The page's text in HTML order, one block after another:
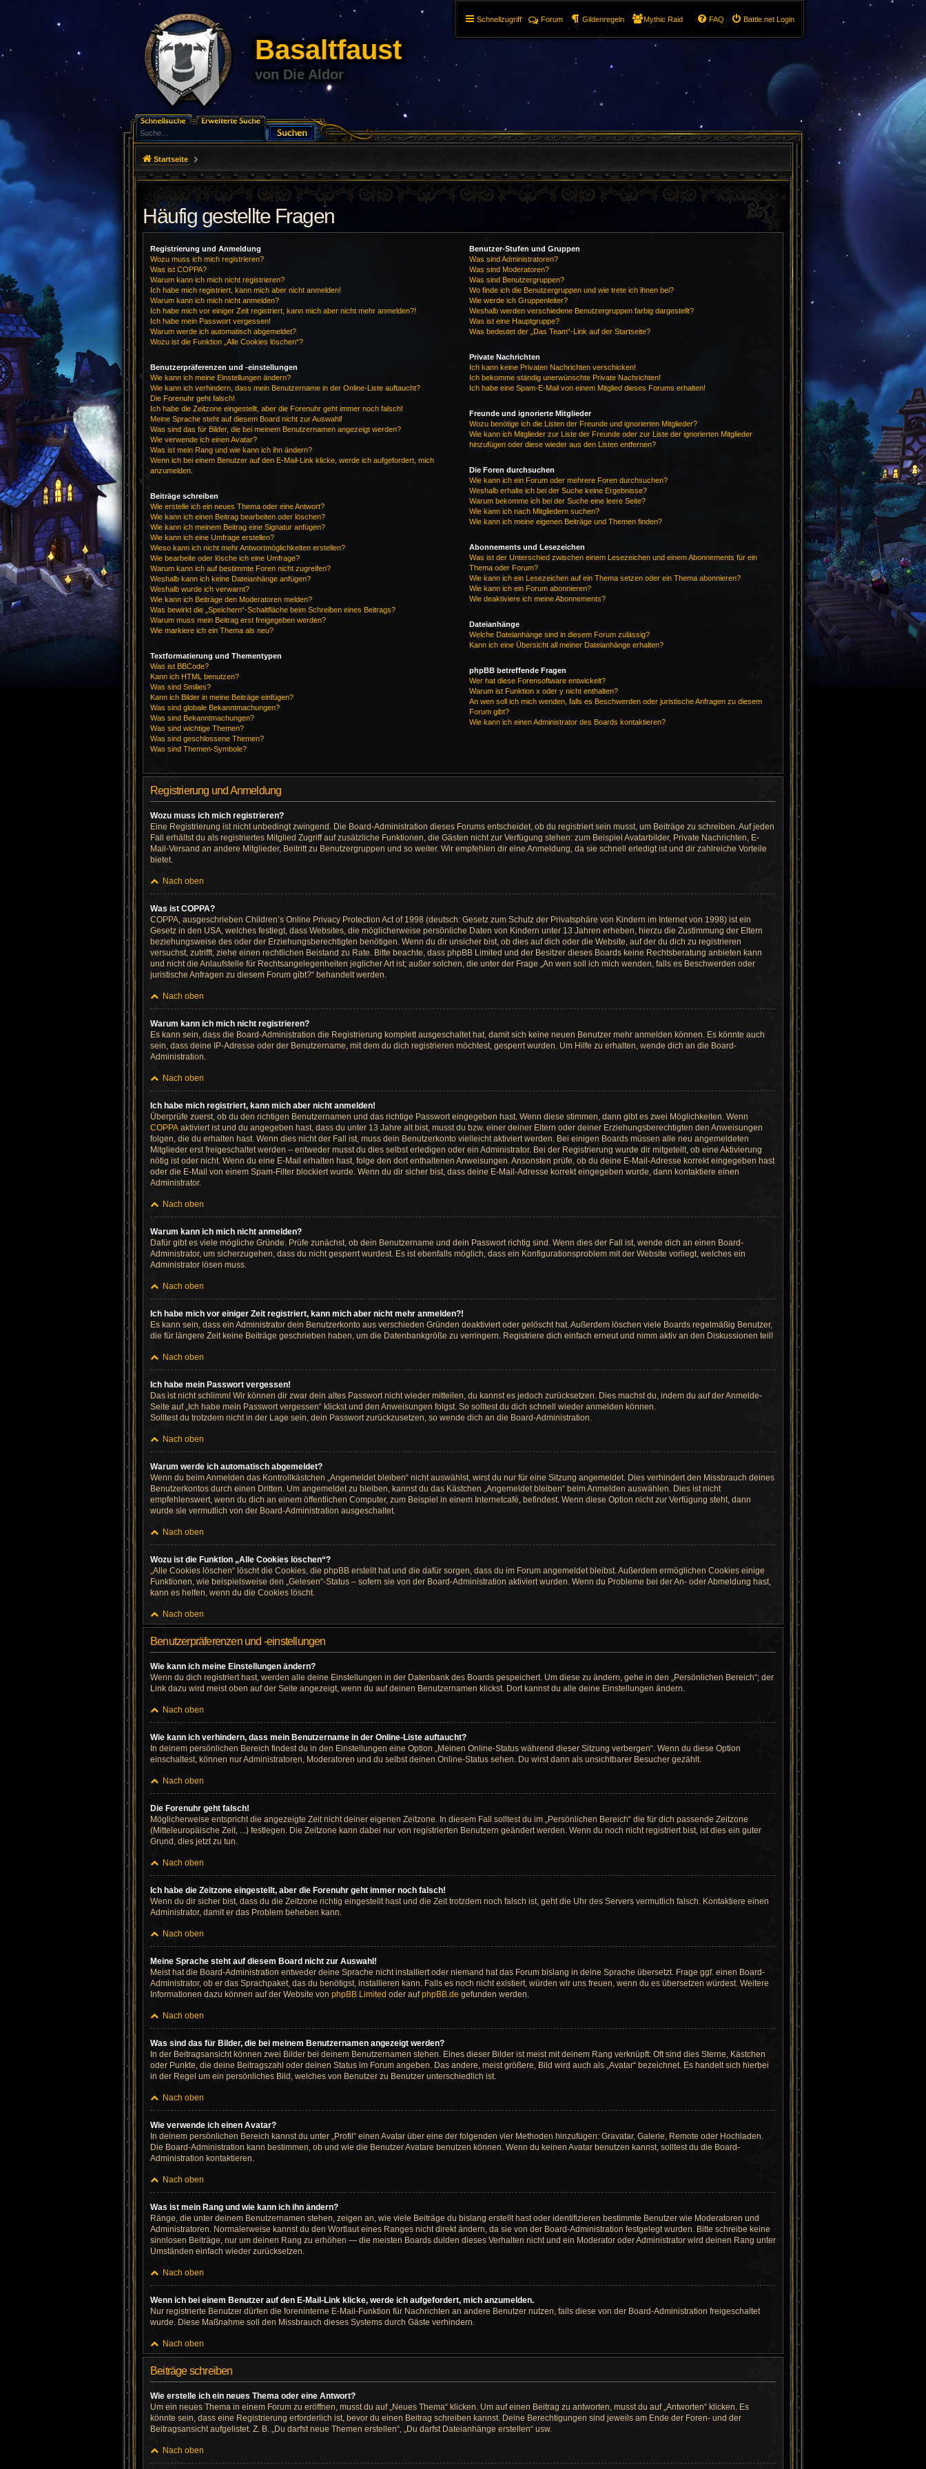
Basaltfaust
von Die Aldor
Schnellzugriff Battle.net Login
FAQ
Forum Gildenregeln Mythic Raid
Startseite
Häufig gestellte Fragen
Registrierung und Anmeldung
Wozu muss ich mich registrieren?
Was ist COPPA?
Warum kann ich mich nicht registrieren?
Ich habe mich registriert, kann mich aber nicht anmelden!
Warum kann ich mich nicht anmelden?
Ich habe mich vor einiger Zeit registriert, kann mich aber nicht mehr anmelden?!
Ich habe mein Passwort vergessen!
Warum werde ich automatisch abgemeldet?
Wozu ist die Funktion „Alle Cookies löschen“?
Benutzerpräferenzen und -einstellungen
Wie kann ich meine Einstellungen ändern?
Wie kann ich verhindern, dass mein Benutzername in der Online-Liste auftaucht?
Die Forenuhr geht falsch!
Ich habe die Zeitzone eingestellt, aber die Forenuhr geht immer noch falsch!
Meine Sprache steht auf diesem Board nicht zur Auswahl!
Was sind das für Bilder, die bei meinem Benutzernamen angezeigt werden?
Wie verwende ich einen Avatar?
Was ist mein Rang und wie kann ich ihn ändern?
Wenn ich bei einem Benutzer auf den E-Mail-Link klicke, werde ich aufgefordert, mich
anzumelden.
Beiträge schreiben
Wie erstelle ich ein neues Thema oder eine Antwort?
Wie kann ich einen Beitrag bearbeiten oder löschen?
Wie kann ich meinem Beitrag eine Signatur anfügen?
Wie kann ich eine Umfrage erstellen?
Wieso kann ich nicht mehr Antwortmöglichkeiten erstellen?
Wie bearbeite oder lösche ich eine Umfrage?
Warum kann ich auf bestimmte Foren nicht zugreifen?
Weshalb kann ich keine Dateianhänge anfügen?
Weshalb wurde ich verwarnt?
Wie kann ich Beiträge den Moderatoren melden?
Was bewirkt die „Speichern“-Schaltfläche beim Schreiben eines Beitrags?
Warum muss mein Beitrag erst freigegeben werden?
Wie markiere ich ein Thema als neu?
Textformatierung und Thementypen
Was ist BBCode?
Kann ich HTML benutzen?
Was sind Smilies?
Kann ich Bilder in meine Beiträge einfügen?
Was sind globale Bekanntmachungen?
Was sind Bekanntmachungen?
Was sind wichtige Themen?
Was sind geschlossene Themen?
Was sind Themen-Symbole?
Benutzer-Stufen und Gruppen
Was sind Administratoren?
Was sind Moderatoren?
Was sind Benutzergruppen?
Wo finde ich die Benutzergruppen und wie trete ich ihnen bei?
Wie werde ich Gruppenleiter?
Weshalb werden verschiedene Benutzergruppen farbig dargestellt?
Was ist eine Hauptgruppe?
Was bedeutet der „Das Team“-Link auf der Startseite?
Private Nachrichten
Ich kann keine Privaten Nachrichten verschicken!
Ich bekomme ständig unerwünschte Private Nachrichten!
Ich habe eine Spam-E-Mail von einem Mitglied dieses Forums erhalten!
Freunde und ignorierte Mitglieder
Wozu benötige ich die Listen der Freunde und ignorierten Mitglieder?
Wie kann ich Mitglieder zur Liste der Freunde oder zur Liste der ignorierten Mitglieder
hinzufügen oder diese wieder aus den Listen entfernen?
Die Foren durchsuchen
Wie kann ich ein Forum oder mehrere Foren durchsuchen?
Weshalb erhalte ich bei der Suche keine Ergebnisse?
Warum bekomme ich bei der Suche eine leere Seite?
Wie kann ich nach Mitgliedern suchen?
Wie kann ich meine eigenen Beiträge und Themen finden?
Abonnements und Lesezeichen
Was ist der Unterschied zwischen einem Lesezeichen und einem Abonnements für ein
Thema oder Forum?
Wie kann ich ein Lesezeichen auf ein Thema setzen oder ein Thema abonnieren?
Wie kann ich ein Forum abonnieren?
Wie deaktiviere ich meine Abonnements?
Dateianhänge
Welche Dateianhänge sind in diesem Forum zulässig?
Kann ich eine Übersicht all meiner Dateianhänge erhalten?
phpBB betreffende Fragen
Wer hat diese Forensoftware entwickelt?
Warum ist Funktion x oder y nicht enthalten?
An wen soll ich mich wenden, falls es Beschwerden oder juristische Anfragen zu diesem
Forum gibt?
Wie kann ich einen Administrator des Boards kontaktieren?
Registrierung und Anmeldung
Wozu muss ich mich registrieren?
Eine Registrierung ist nicht unbedingt zwingend. Die Board-Administration dieses Forums entscheidet, ob du registriert sein musst, um Beiträge zu schreiben. Auf jeden
Fall erhältst du als registriertes Mitglied Zugriff auf zusätzliche Funktionen, die Gästen nicht zur Verfügung stehen: zum Beispiel Avatarbilder, Private Nachrichten, E-
Mail-Versand an andere Mitglieder, Beitritt zu Benutzergruppen und so weiter. Wir empfehlen dir eine Anmeldung, da sie schnell erledigt ist und dir zahlreiche Vorteile
bietet.
Nach oben
Was ist COPPA?
COPPA, ausgeschrieben Children’s Online Privacy Protection Act of 1998 (deutsch: Gesetz zum Schutz der Privatsphäre von Kindern im Internet von 1998) ist ein
Gesetz in den USA, welches festlegt, dass Websites, die möglicherweise persönliche Daten von Kindern unter 13 Jahren erheben, hierzu die Zustimmung der Eltern
beziehungsweise des oder der Erziehungsberechtigten benötigen. Wenn du dir unsicher bist, ob dies auf dich oder die Website, auf der du dich zu registrieren
versuchst, zutrifft, ziehe einen rechtlichen Beistand zu Rate. Bitte beachte, dass phpBB Limited und der Besitzer dieses Boards keine Rechtsberatung anbieten kann
und nicht die Anlaufstelle für Rechtsangelegenheiten jeglicher Art ist; außer solchen, die unter der Frage „An wen soll ich mich wenden, falls es Beschwerden oder
juristische Anfragen zu diesem Forum gibt?“ behandelt werden.
Nach oben
Warum kann ich mich nicht registrieren?
Es kann sein, dass die Board-Administration die Registrierung komplett ausgeschaltet hat, damit sich keine neuen Benutzer mehr anmelden können. Es könnte auch
sein, dass deine IP-Adresse oder der Benutzername, mit dem du dich registrieren möchtest, gesperrt wurden. Um Hilfe zu erhalten, wende dich an die Board-
Administration.
Nach oben
Ich habe mich registriert, kann mich aber nicht anmelden!
Überprüfe zuerst, ob du den richtigen Benutzernamen und das richtige Passwort eingegeben hast. Wenn diese stimmen, dann gibt es zwei Möglichkeiten. Wenn
COPPA aktiviert ist und du angegeben hast, dass du unter 13 Jahre alt bist, musst du bzw. einer deiner Eltern oder deiner Erziehungsberechtigten den Anweisungen
folgen, die du erhalten hast. Wenn dies nicht der Fall ist, muss dein Benutzerkonto vielleicht aktiviert werden. Bei einigen Boards müssen alle neu angemeldeten
Mitglieder erst freigeschaltet werden – entweder musst du dies selbst erledigen oder ein Administrator. Bei der Registrierung wurde dir mitgeteilt, ob eine Aktivierung
nötig ist oder nicht. Wenn du eine E-Mail erhalten hast, folge den dort enthaltenen Anweisungen. Ansonsten prüfe, ob du deine E-Mail-Adresse korrekt eingegeben hast
oder die E-Mail von einem Spam-Filter blockiert wurde. Wenn du dir sicher bist, dass deine E-Mail-Adresse korrekt eingegeben wurde, dann kontaktiere einen
Administrator.
Nach oben
Warum kann ich mich nicht anmelden?
Dafür gibt es viele mögliche Gründe. Prüfe zunächst, ob dein Benutzername und dein Passwort richtig sind. Wenn dies der Fall ist, wende dich an einen Board-
Administrator, um sicherzugehen, dass du nicht gesperrt wurdest. Es ist ebenfalls möglich, dass ein Konfigurationsproblem mit der Website vorliegt, welches ein
Administrator lösen muss.
Nach oben
Ich habe mich vor einiger Zeit registriert, kann mich aber nicht mehr anmelden?!
Es kann sein, dass ein Administrator dein Benutzerkonto aus verschieden Gründen deaktiviert oder gelöscht hat. Außerdem löschen viele Boards regelmäßig Benutzer,
die für längere Zeit keine Beiträge geschrieben haben, um die Datenbankgröße zu verringern. Registriere dich einfach erneut und nimm aktiv an den Diskussionen teil!
Nach oben
Ich habe mein Passwort vergessen!
Das ist nicht schlimm! Wir können dir zwar dein altes Passwort nicht wieder mitteilen, du kannst es jedoch zurücksetzen. Dies machst du, indem du auf der Anmelde-
Seite auf „Ich habe mein Passwort vergessen“ klickst und den Anweisungen folgst. So solltest du dich schnell wieder anmelden können.
Solltest du trotzdem nicht in der Lage sein, dein Passwort zurückzusetzen, so wende dich an die Board-Administration.
Nach oben
Warum werde ich automatisch abgemeldet?
Wenn du beim Anmelden das Kontrollkästchen „Angemeldet bleiben“ nicht auswählst, wirst du nur für eine Sitzung angemeldet. Dies verhindert den Missbrauch deines
Benutzerkontos durch einen Dritten. Um angemeldet zu bleiben, kannst du das Kästchen „Angemeldet bleiben“ beim Anmelden auswählen. Dies ist nicht
empfehlenswert, wenn du dich an einem öffentlichen Computer, zum Beispiel in einem Internetcafé, befindest. Wenn diese Option nicht zur Verfügung steht, dann
wurde sie vermutlich von der Board-Administration ausgeschaltet.
Nach oben
Wozu ist die Funktion „Alle Cookies löschen“?
„Alle Cookies löschen“ löscht die Cookies, die phpBB erstellt hat und die dafür sorgen, dass du im Forum angemeldet bleibst. Außerdem ermöglichen Cookies einige
Funktionen, wie beispielsweise den „Gelesen“-Status – sofern sie von der Board-Administration aktiviert wurden. Wenn du Probleme bei der An- oder Abmeldung hast,
kann es helfen, wenn du die Cookies löscht.
Nach oben
Benutzerpräferenzen und -einstellungen
Wie kann ich meine Einstellungen ändern?
Wenn du dich registriert hast, werden alle deine Einstellungen in der Datenbank des Boards gespeichert. Um diese zu ändern, gehe in den „Persönlichen Bereich“; der
Link dazu wird meist oben auf der Seite angezeigt, wenn du auf deinen Benutzernamen klickst. Dort kannst du alle deine Einstellungen ändern.
Nach oben
Wie kann ich verhindern, dass mein Benutzername in der Online-Liste auftaucht?
In deinem persönlichen Bereich findest du in den Einstellungen eine Option „Meinen Online-Status während dieser Sitzung verbergen“. Wenn du diese Option
einschaltest, können nur Administratoren, Moderatoren und du selbst deinen Online-Status sehen. Du wirst dann als unsichtbarer Besucher gezählt.
Nach oben
Die Forenuhr geht falsch!
Möglicherweise entspricht die angezeigte Zeit nicht deiner eigenen Zeitzone. In diesem Fall solltest du im „Persönlichen Bereich“ die für dich passende Zeitzone
(Mitteleuropäische Zeit, ...) festlegen. Die Zeitzone kann dabei nur von registrierten Benutzern geändert werden. Wenn du noch nicht registriert bist, ist dies ein guter
Grund, dies jetzt zu tun.
Nach oben
Ich habe die Zeitzone eingestellt, aber die Forenuhr geht immer noch falsch!
Wenn du dir sicher bist, dass du die Zeitzone richtig eingestellt hast und die Zeit trotzdem noch falsch ist, geht die Uhr des Servers vermutlich falsch. Kontaktiere einen
Administrator, damit er das Problem beheben kann.
Nach oben
Meine Sprache steht auf diesem Board nicht zur Auswahl!
Meist hat die Board-Administration entweder deine Sprache nicht installiert oder niemand hat das Forum bislang in deine Sprache übersetzt. Frage ggf. einen Board-
Administrator, ob er das Sprachpaket, das du benötigst, installieren kann. Falls es noch nicht existiert, würden wir uns freuen, wenn du es übersetzen würdest. Weitere
Informationen dazu können auf der Website von phpBB Limited oder aufphpBB.de gefunden werden.
Nach oben
Was sind das für Bilder, die bei meinem Benutzernamen angezeigt werden?
In der Beitragsansicht können zwei Bilder bei deinem Benutzernamen stehen. Eines dieser Bilder ist meist mit deinem Rang verknüpft: Oft sind dies Sterne, Kästchen
oder Punkte, die deine Beitragszahl oder deinen Status im Forum angeben. Das andere, meist größere, Bild wird auch als „Avatar“ bezeichnet. Es handelt sich hierbei
in der Regel um ein persönliches Bild, welches von Benutzer zu Benutzer unterschiedlich ist.
Nach oben
Wie verwende ich einen Avatar?
In deinem persönlichen Bereich kannst du unter „Profil“ einen Avatar über eine der folgenden vier Methoden hinzufügen: Gravatar, Galerie, Remote oder Hochladen.
Die Board-Administration kann bestimmen, ob und wie die Benutzer Avatare benutzen können. Wenn du keinen Avatar benutzen kannst, solltest du die Board-
Administration kontaktieren.
Nach oben
Was ist mein Rang und wie kann ich ihn ändern?
Ränge, die unter deinem Benutzernamen stehen, zeigen an, wie viele Beiträge du bislang erstellt hast oder identifizieren bestimmte Benutzer wie Moderatoren und
Administratoren. Normalerweise kannst du den Wortlaut eines Ranges nicht direkt ändern, da sie von der Board-Administration festgelegt wurden. Bitte schreibe keine
sinnlosen Beiträge, nur um deinen Rang zu erhöhen — die meisten Boards dulden dieses Verhalten nicht und ein Moderator oder Administrator wird deinen Rang unter
Umständen einfach wieder zurücksetzen.
Nach oben
Wenn ich bei einem Benutzer auf den E-Mail-Link klicke, werde ich aufgefordert, mich anzumelden.
Nur registrierte Benutzer dürfen die foreninterne E-Mail-Funktion für Nachrichten an andere Benutzer nutzen, falls diese von der Board-Administration freigeschaltet
wurde. Diese Maßnahme soll den Missbrauch dieses Systems durch Gäste verhindern.
Nach oben
Beiträge schreiben
Wie erstelle ich ein neues Thema oder eine Antwort?
Um ein neues Thema in einem Forum zu eröffnen, musst du auf „Neues Thema“ klicken. Um auf einen Beitrag zu antworten, musst du auf „Antworten“ klicken. Es
könnte sein, dass eine Registrierung erforderlich ist, bevor du einen Beitrag schreiben kannst. Deine Berechtigungen sind jeweils am Ende der Foren- und der
Beitragsansicht aufgelistet. Z. B. „Du darfst neue Themen erstellen“, „Du darfst Dateianhänge erstellen“ usw.
Nach oben